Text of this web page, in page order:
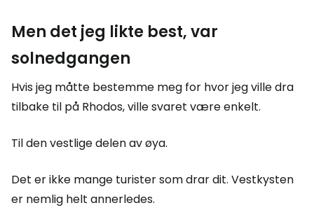
Men det jeg likte best, var
solnedgangen
Hvis jeg måtte bestemme meg for hvor jeg ville dra
tilbake til på Rhodos, ville svaret være enkelt.
Til den vestlige delen av øya.
Det er ikke mange turister som drar dit. Vestkysten
er nemlig helt annerledes.